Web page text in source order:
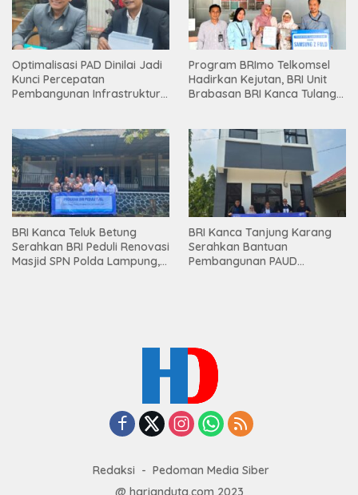
Optimalisasi PAD Dinilai Jadi
Kunci Percepatan
Pembangunan Infrastruktur
Program BRImo Telkomsel
Hadirkan Kejutan, BRI Unit
Brabasan BRI Kanca Tulang
Mesuji
BRI Kanca Teluk Betung
Serahkan BRI Peduli Renovasi
Masjid SPN Polda Lampung,
BRI Kanca Tanjung Karang
Serahkan Bantuan
Pembangunan PAUD
Redaksi
Pedoman Media Siber
@ harianduta.com 2023